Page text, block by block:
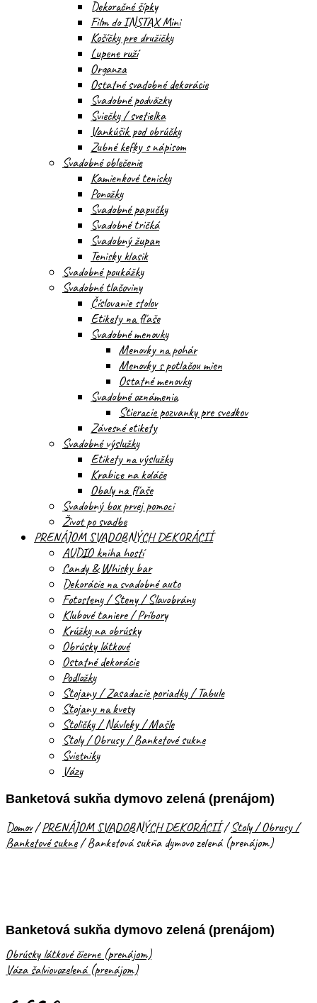
Dekoračné šípky
Film do INSTAX Mini
Košíčky pre družičky
Lupene ruží
Organza
Ostatné svadobné dekorácie
Svadobné podväzky
Sviečky / svetielka
Vankúšik pod obrúčky
Zubné kefky s nápisom
Svadobné oblečenie
Kamienkové tenisky
Ponožky
Svadobné papučky
Svadobné tričká
Svadobný župan
Tenisky klasik
Svadobné poukážky
Svadobné tlačoviny
Číslovanie stolov
Etikety na fľaše
Svadobné menovky
Menovky na pohár
Menovky s potlačou mien
Ostatné menovky
Svadobné oznámenia
Stieracie pozvanky pre svedkov
Závesné etikety
Svadobné výslužky
Etikety na výslužky
Krabice na koláče
Obaly na fľaše
Svadobný box prvej pomoci
Život po svadbe
PRENÁJOM SVADOBNÝCH DEKORÁCIÍ
AUDIO kniha hostí
Candy & Whisky bar
Dekorácie na svadobné auto
Fotosteny / Steny / Slavobrány
Klubové taniere / Príbory
Krúžky na obrúsky
Obrúsky látkové
Ostatné dekorácie
Podložky
Stojany / Zasadacie poriadky / Tabule
Stojany na kvety
Stoličky / Návleky / Mašle
Stoly / Obrusy / Banketové sukne
Svietniky
Vázy
Banketová sukňa dymovo zelená (prenájom)
Domov/PRENÁJOM SVADOBNÝCH DEKORÁCIÍ/Stoly / Obrusy /
Banketové sukne/Banketová sukňa dymovo zelená (prenájom)
Banketová sukňa dymovo zelená (prenájom)
Obrúsky látkové čierne (prenájom)
Váza šalviovozelená (prenájom)